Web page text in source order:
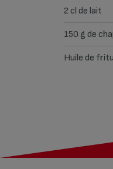
2 cl de lait
150 g de
Huile de